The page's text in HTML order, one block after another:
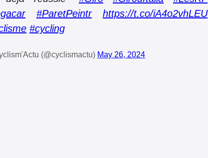
#ParetPeintr
https://t.co/iA4o2vhLEU
#cycling
(@cyclismactu) May 26, 2024